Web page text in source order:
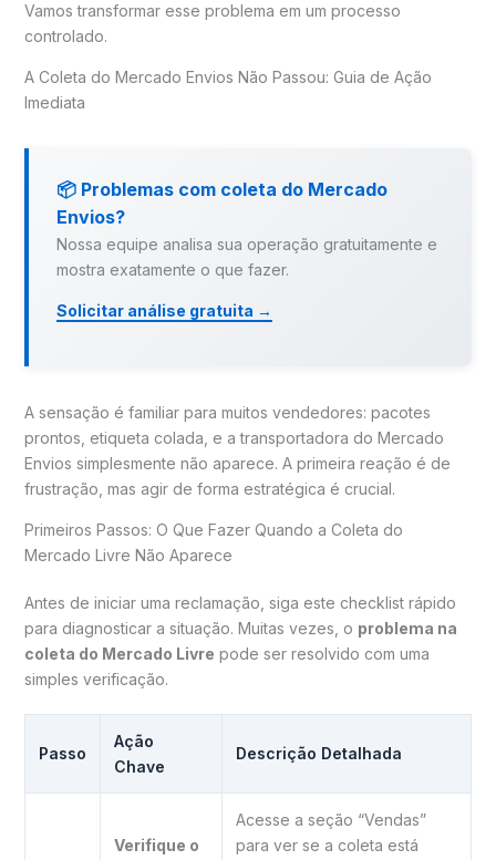
Vamos transformar esse problema em um processo
controlado.
A Coleta do Mercado Envios Não Passou: Guia de Ação
Imediata
📦 Problemas com coleta do Mercado
Envios?
Nossa equipe analisa sua operação gratuitamente e
mostra exatamente o que fazer.
Solicitar análise gratuita →
A sensação é familiar para muitos vendedores: pacotes
prontos, etiqueta colada, e a transportadora do Mercado
Envios simplesmente não aparece. A primeira reação é de
frustração, mas agir de forma estratégica é crucial.
Primeiros Passos: O Que Fazer Quando a Coleta do
Mercado Livre Não Aparece
Antes de iniciar uma reclamação, siga este checklist rápido
para diagnosticar a situação. Muitas vezes, o problema na
coleta do Mercado Livre pode ser resolvido com uma
simples verificação.
Passo
Ação
Chave
Descrição Detalhada
Verifique o
Acesse a seção “Vendas”
para ver se a coleta está